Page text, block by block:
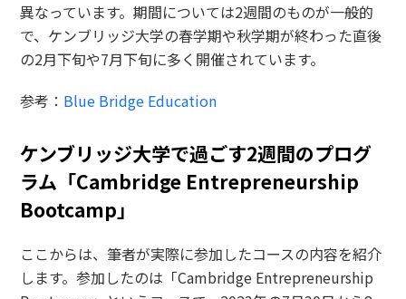
異なっています。期間については2週間のものが一般的
で、ケンブリッジ大学の春学期や秋学期が終わった直後
の2月下旬や7月下旬に多く開催されています。
参考： Blue Bridge Education
ケンブリッジ大学で過ごす2週間のプログ
ラム「Cambridge Entrepreneurship
Bootcamp」
ここからは、筆者が実際に参加したコースの内容を紹介
します。参加したのは「Cambridge Entrepreneurship